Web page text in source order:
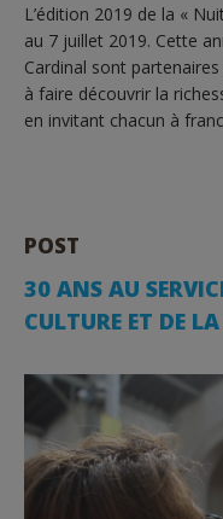
L’édition 2019 de la «
au 7 juillet 2019. Cette
Cardinal sont
à faire découvrir la
en invitant chacun à
POST
30 ANS AU
CULTURE ET DE